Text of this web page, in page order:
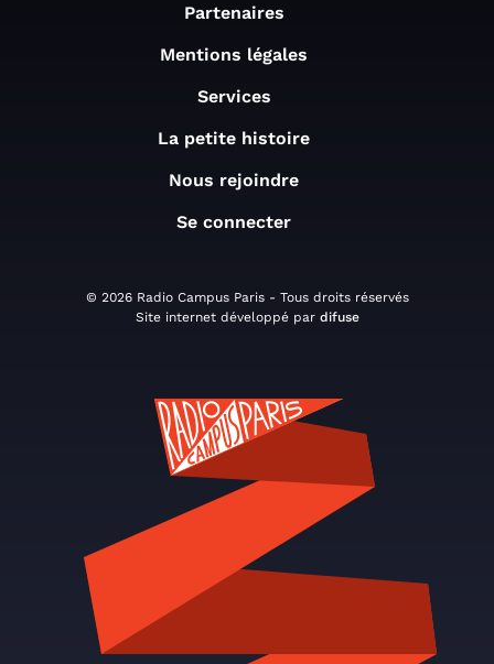
Partenaires
Mentions légales
Services
La petite histoire
Nous rejoindre
Se connecter
© 2026 Radio Campus Paris - Tous droits réservés
Site internet développé par difuse